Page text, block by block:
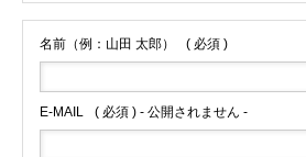
名前（例：山田 太郎） ( 必須 )
E-MAIL ( 必須 ) - 公開されません -